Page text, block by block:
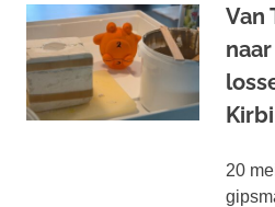
Van
Kirbi
20